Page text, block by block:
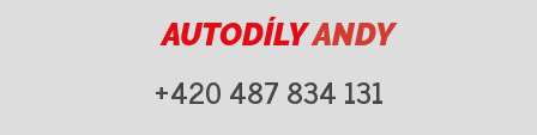
AUTODÍLYANDY
+420 487 834 131